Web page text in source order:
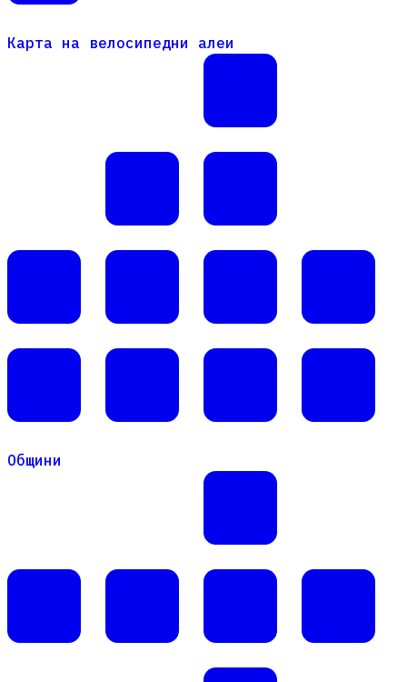
Карта на велосипедни алеи
Карта на велосипедни алеи
Общини